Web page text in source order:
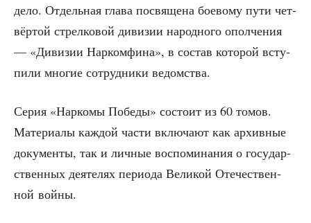
дело. Отдель­ная гла­ва посвя­ще­на бое­во­му пути чет­
вёр­той стрел­ко­вой диви­зии народ­но­го опол­че­ния
— «Диви­зии Нар­ком­фи­на», в состав кото­рой всту­
пи­ли мно­гие сотруд­ни­ки ведомства.
Серия «Нар­ко­мы Побе­ды» состо­ит из 60 томов.
Мате­ри­а­лы каж­дой части вклю­ча­ют как архив­ные
доку­мен­ты, так и лич­ные вос­по­ми­на­ния о госу­дар­
ствен­ных дея­те­лях пери­о­да Вели­кой Оте­че­ствен­
ной войны.